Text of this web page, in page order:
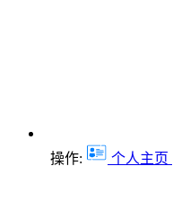
操作: 个人主页